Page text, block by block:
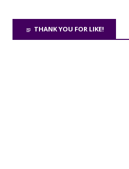
THANK YOU FOR LIKE!